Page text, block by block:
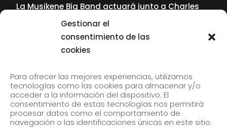
Gestionar el
consentimiento de las
cookies
Para ofrecer las mejores experiencias, utilizamos
tecnologías como las cookies para almacenar y/o
acceder a la información del dispositivo. El
consentimiento de estas tecnologías nos permitirá
procesar datos como el comportamiento de
navegación o las identificaciones únicas en este sitio.
La Musikene Big Band actuará junto a Charles
Tolliver en el 61 Jazzaldia
Subscribe to our newsletter to receive our news by
email.